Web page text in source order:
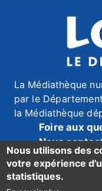
La Médiathèque
par le
la Médiathèque
Foire aux
Nous
Mentions
Données
Accessibilité
Nous utilisons des
votre expérience
statistiques.